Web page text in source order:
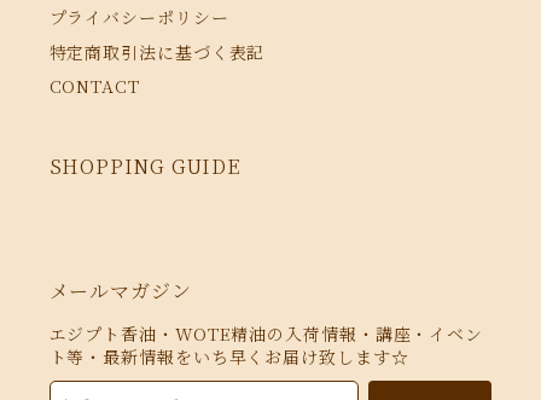
プライバシーポリシー
特定商取引法に基づく表記
CONTACT
SHOPPING GUIDE
メールマガジン
エジプト香油・WOTE精油の入荷情報・講座・イベン
ト等・最新情報をいち早くお届け致します☆